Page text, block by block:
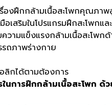
องฝึกกล้ามเนื้อสะโพกคุณภา
อเสริมในโปรแกรมฝึกสะโพกแ
วามแข็งแรงกล้ามเนื้อสะโพก
รถภาพร่างกาย
ลิกได้ตามต้องการ
นการฝึกกล้ามเนื้อสะโพก